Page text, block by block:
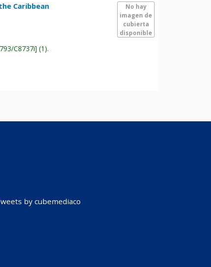
No hay
imagen de
cubierta
disponible
Caribbean
C8737i (1).
by cubemediaco